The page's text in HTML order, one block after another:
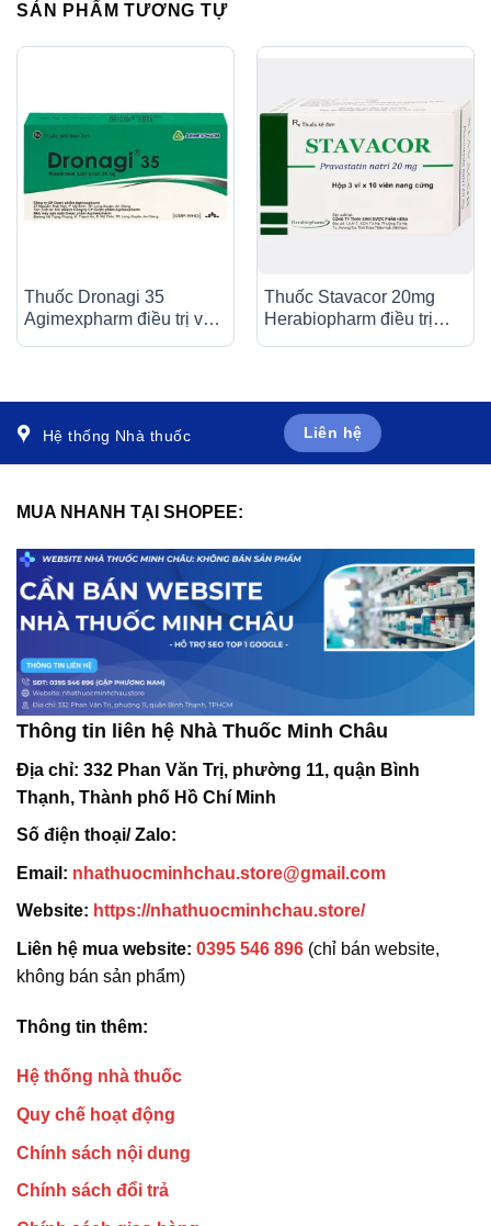
SẢN PHẨM TƯƠNG TỰ
Thuốc Dronagi 35
Agimexpharm điều trị và
Thuốc Stavacor 20mg
Herabiopharm điều trị
Hệ thống Nhà thuốc Liên hệ
MUA NHANH TẠI SHOPEE:
Thông tin liên hệ Nhà Thuốc Minh Châu
Địa chỉ: 332 Phan Văn Trị, phường 11, quận Bình
Thạnh, Thành phố Hồ Chí Minh
Số điện thoại/ Zalo:
Email: nhathuocminhchau.store@gmail.com
Website: https://nhathuocminhchau.store/
Liên hệ mua website: 0395 546 896 (chỉ bán website,
không bán sản phẩm)
Thông tin thêm:
Hệ thống nhà thuốc
Quy chế hoạt động
Chính sách nội dung
Chính sách đổi trả